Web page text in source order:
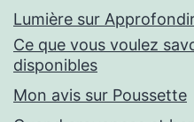
Lumière sur
Ce que vous voulez
disponibles
Mon avis sur Poussette